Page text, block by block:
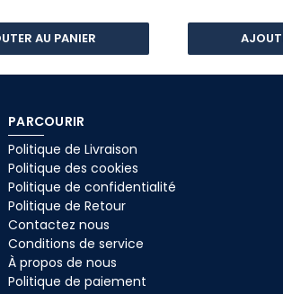
AU PANIER
PARCOURIR
Politique de Livraison
Politique des cookies
Politique de confidentialité
Politique de Retour
Contactez nous
Conditions de service
À propos de nous
Politique de paiement